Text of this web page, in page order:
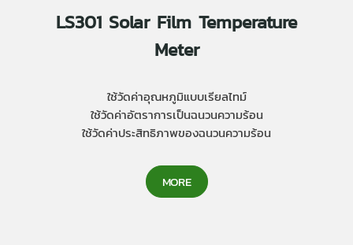
LS301 Solar Film Temperature
Meter
ใช้วัดค่าอุณหภูมิแบบเรียลไทม์
ใช้วัดค่าอัตราการเป็นฉนวนความร้อน
ใช้วัดค่าประสิทธิภาพของฉนวนความร้อน
MORE